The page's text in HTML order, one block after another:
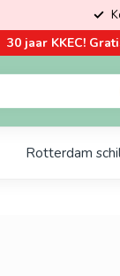
30 jaar KKEC!
Rotterdam